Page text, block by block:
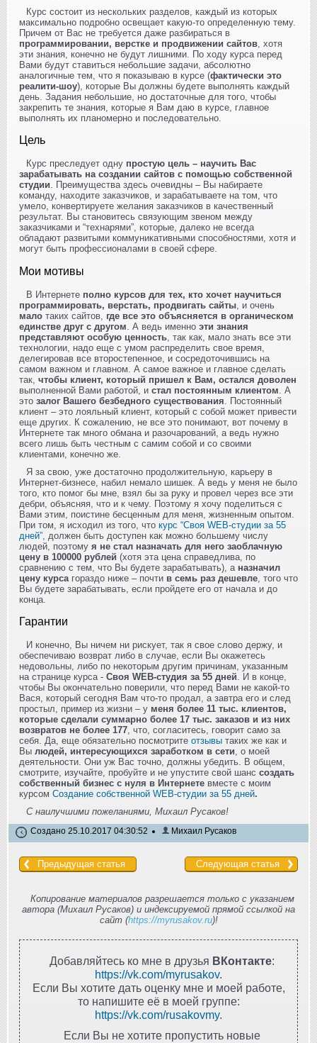
Курс состоит из нескольких разделов, каждый из которых
максимально подробно освещает какую-то определенную тему.
Причем от Вас не требуется даже разбираться в
программировании, верстке и продвижении сайтов , хотя
эти знания, конечно не будут лишними. По ходу курса перед
Вами будут ставиться небольшие задачи, абсолютно
аналогичные тем, что я показываю в курсе (фактически это
реалити-шоу), которые Вы должны будете выполнять каждый
день. Задания небольшие, но достаточные для того, чтобы
закрепить те знания, которые я Вам даю в курсе, главное
выполнять их планомерно и последовательно.
Цель
Курс преследует одну простую цель – научить Вас
зарабатывать на создании сайтов с помощью собственной
студии. Преимущества здесь очевидны – Вы набираете
команду, находите заказчиков, и зарабатываете на том, что
умело, конвертируете желания заказчиков в качественный
результат. Вы становитесь связующим звеном между
заказчиками и “технарями”, которые, далеко не всегда
обладают развитыми коммуникативными способностями, хотя и
могут быть профессионалами в своей сфере.
Мои мотивы
В Интернете полно курсов для тех, кто хочет научиться
программировать, верстать, продвигать сайты , и очень
мало таких сайтов, где все это объясняется в органическом
единстве друг с другом . А ведь именно эти знания
представляют особую ценность , так как, мало знать все эти
технологии, надо еще с умом распределить свое время,
делегировав все второстепенное, и сосредоточившись на
самом важном и главном. А самое важное и главное сделать
так, чтобы клиент, который пришел к Вам, остался доволен
выполненной Вами работой, и стал постоянным клиентом . А
это залог Вашего безбедного существования . Постоянный
клиент – это лояльный клиент, который с собой может привести
еще других. К сожалению, не все это понимают, вот почему в
Интернете так много обмана и разочарований, а ведь нужно
всего лишь быть честным с самим собой и со своими
клиентами, конечно же.
Я за свою, уже достаточно продолжительную, карьеру в
Интернет-бизнесе, набил немало шишек. А ведь у меня не было
того, кто помог бы мне, взял бы за руку и провел через все эти
дебри, объясняя, что и к чему. Поэтому я хочу поделиться с
Вами этим, поистине бесценным для меня, жизненным опытом.
При том, я исходил из того, что курс “Своя WEB-студии за 55
дней”, должен быть доступен как можно большему числу
людей, поэтому я не стал назначать для него заоблачную
цену в 100000 рублей (хотя эта цена справедлива, по
сравнению с тем, что Вы будете зарабатывать), а назначил
цену курса гораздо ниже – почти в семь раз дешевле , того что
Вы будете зарабатывать, если пройдете его от начала и до
конца.
Гарантии
И конечно, Вы ничем ни рискует, так я свое слово держу, и
обеспечиваю возврат либо в случае, если Вы окажетесь
недовольны, либо по некоторым другим причинам, указанным
на странице курса - Своя WEB-студия за 55 дней . И в конце,
чтобы Вы окончательно поверили, что перед Вами не какой-то
Вася, который сегодня Вам что-то продал, а завтра его и след
простыл, пример из жизни – у меня более 11 тыс. клиентов,
которые сделали суммарно более 17 тыс. заказов и из них
возвратов не более 177 , что, согласитесь, говорит само за
себя. Да, еще обязательно посмотрите отзывы таких же как и
Вы людей, интересующихся заработком в сети , о моей
деятельности. Они уж Вас точно, должны убедить. В общем,
смотрите, изучайте, пробуйте и не упустите свой шанс создать
собственный бизнес с нуля в Интернете вместе с моим
курсом Создание собственной WEB-студии за 55 дней.
С наилучшими пожеланиями, Михаил Русаков!
Создано 25.10.2017 04:30:52 Михаил Русаков
Предыдущая статья Следующая статья
Копирование материалов разрешается только с указанием
автора (Михаил Русаков) и индексируемой прямой ссылкой на
сайт (https://myrusakov.ru)!
Добавляйтесь ко мне в друзья ВКонтакте:
https://vk.com/myrusakov.
Если Вы хотите дать оценку мне и моей работе,
то напишите её в моей группе:
https://vk.com/rusakovmy.
Если Вы не хотите пропустить новые